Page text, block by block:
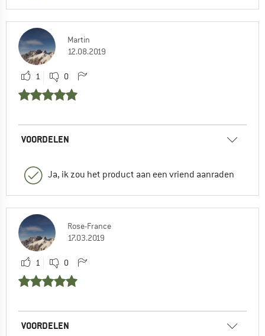
Martin
12.08.2019
1 0
VOORDELEN
Ja, ik zou het product aan een vriend aanraden
Rose-France
17.03.2019
1 0
VOORDELEN